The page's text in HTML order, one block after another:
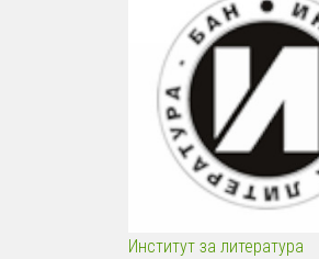
Институт за литература